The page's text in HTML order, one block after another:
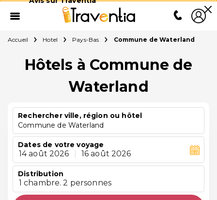
Accueil Hotel Pays-Bas Commune de Waterland
Hôtels à Commune de
Waterland
Rechercher ville, région ou hôtel
Commune de Waterland
Dates de votre voyage
14 août 2026 16 août 2026
Distribution
1 chambre. 2 personnes